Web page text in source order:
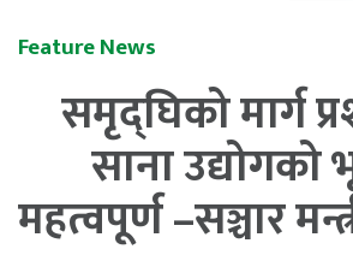
Feature News
समृद्घिको मार्ग
साना उद्योगको
महत्वपूर्ण –सञ्चार